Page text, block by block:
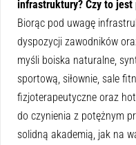
infrastruktury? Czy to
Biorąc pod uwagę
dyspozycji zawodników
myśli boiska naturalne,
sportową, siłownie, sale
fizjoterapeutyczne oraz
do czynienia z potężnym
solidną akademią, jak na